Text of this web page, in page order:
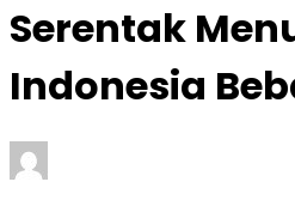
Serentak
Indonesia